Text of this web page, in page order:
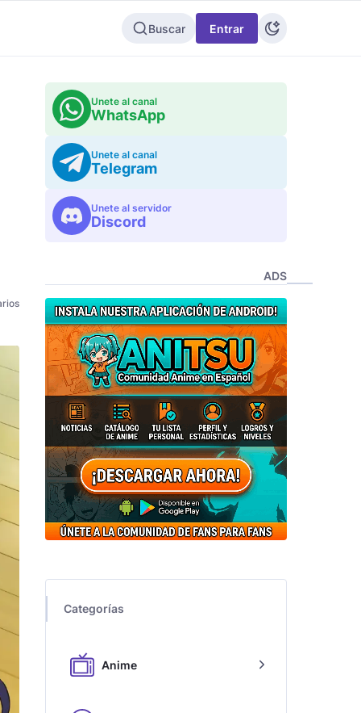
Buscar Entrar
Unete al canal
WhatsApp
Unete al canal
Telegram
Unete al servidor
Discord
ADS
Categorías
Anime